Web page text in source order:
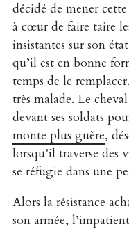
décidé de mener
à cœur de faire taire
insistantes sur son
qu’il est en bonne
temps de le
très malade. Le
devant ses soldats
monte plus guère,
lorsqu’il traverse
se réfugie dans une
Alors la résistance
son armée,